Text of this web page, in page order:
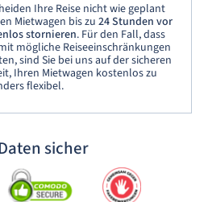
Ihre Reise nicht wie geplant
Mietwagen bis zu 24 Stunden vor
stornieren. Für den Fall, dass
mögliche Reiseeinschränkungen
sind Sie bei uns auf der sicheren
Ihren Mietwagen kostenlos zu
flexibel.
sicher